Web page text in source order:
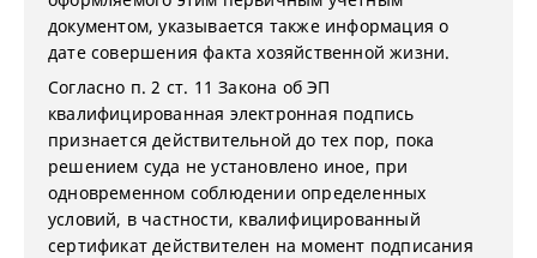
документом, указывается также информация о
дате совершения факта хозяйственной жизни.
Согласно п. 2 ст. 11 Закона об ЭП
квалифицированная электронная подпись
признается действительной до тех пор, пока
решением суда не установлено иное, при
одновременном соблюдении определенных
условий, в частности, квалифицированный
сертификат действителен на момент подписания